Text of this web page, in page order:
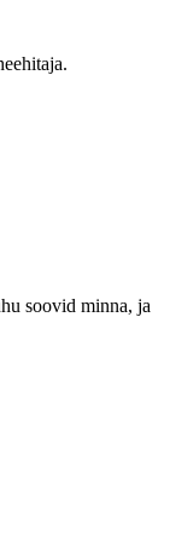
soovid minna, ja